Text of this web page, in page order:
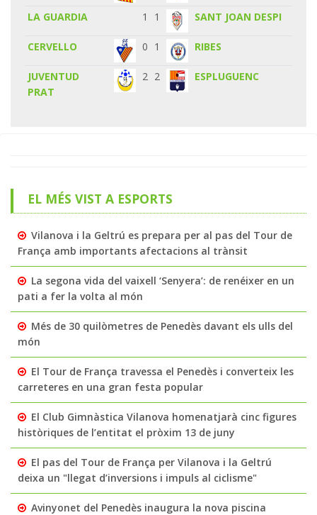
LA GUARDIA 1 1 SANT JOAN DESPI
CERVELLO 0 1 RIBES
JUVENTUD
PRAT
2 2 ESPLUGUENC
EL MÉS VIST A ESPORTS
Vilanova i la Geltrú es prepara per al pas del Tour de
França amb importants afectacions al trànsit
La segona vida del vaixell ‘Senyera’: de renéixer en un
pati a fer la volta al món
Més de 30 quilòmetres de Penedès davant els ulls del
món
El Tour de França travessa el Penedès i converteix les
carreteres en una gran festa popular
El Club Gimnàstica Vilanova homenatjarà cinc figures
històriques de l’entitat el pròxim 13 de juny
El pas del Tour de França per Vilanova i la Geltrú
deixa un "llegat d’inversions i impuls al ciclisme"
Avinyonet del Penedès inaugura la nova piscina